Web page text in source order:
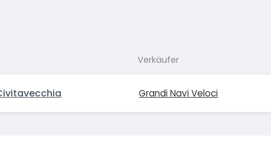
Verkäufer
Grandi Navi Veloci